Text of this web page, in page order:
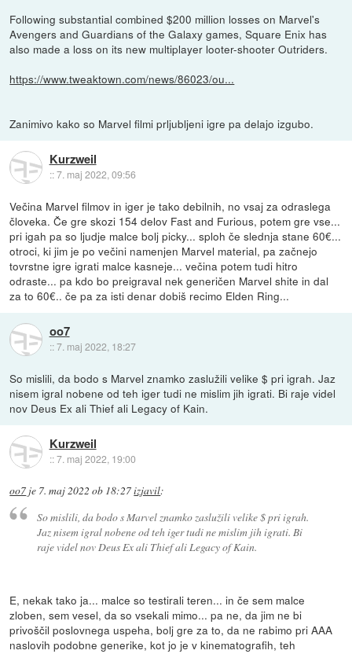
Following substantial combined $200 million losses on Marvel's
Avengers and Guardians of the Galaxy games, Square Enix has
also made a loss on its new multiplayer looter-shooter Outriders.
https://www.tweaktown.com/news/86023/ou...
Zanimivo kako so Marvel filmi prljubljeni igre pa delajo izgubo.
Kurzweil
::7. maj 2022, 09:56
Večina Marvel filmov in iger je tako debilnih, no vsaj za odraslega
človeka. Če gre skozi 154 delov Fast and Furious, potem gre vse...
pri igah pa so ljudje malce bolj picky... sploh če slednja stane 60€...
otroci, ki jim je po večini namenjen Marvel material, pa začnejo
tovrstne igre igrati malce kasneje... večina potem tudi hitro
odraste... pa kdo bo preigraval nek generičen Marvel shite in dal
za to 60€.. če pa za isti denar dobiš recimo Elden Ring...
oo7
::7. maj 2022, 18:27
So mislili, da bodo s Marvel znamko zaslužili velike $ pri igrah. Jaz
nisem igral nobene od teh iger tudi ne mislim jih igrati. Bi raje videl
nov Deus Ex ali Thief ali Legacy of Kain.
Kurzweil
::7. maj 2022, 19:00
oo7 je 7. maj 2022 ob 18:27izjavil:
So mislili, da bodo s Marvel znamko zaslužili velike $ pri igrah.
Jaz nisem igral nobene od teh iger tudi ne mislim jih igrati. Bi
raje videl nov Deus Ex ali Thief ali Legacy of Kain.
E, nekak tako ja... malce so testirali teren... in če sem malce
zloben, sem vesel, da so vsekali mimo... pa ne, da jim ne bi
privoščil poslovnega uspeha, bolj gre za to, da ne rabimo pri AAA
naslovih podobne generike, kot jo je v kinematografih, teh